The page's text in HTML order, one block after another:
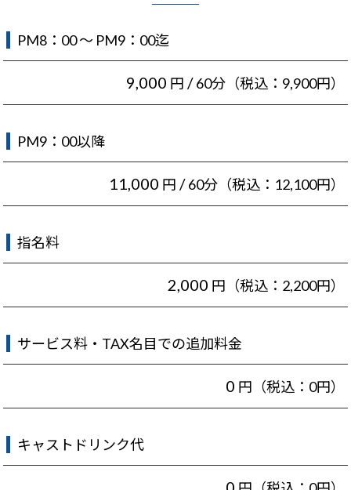
PM8：00 ～ PM9：00迄
9,000 円 / 60分（税込：9,900円）
PM9：00以降
11,000 円 / 60分（税込：12,100円）
指名料
2,000 円（税込：2,200円）
サービス料・TAX名目での追加料金
0 円（税込：0円）
キャストドリンク代